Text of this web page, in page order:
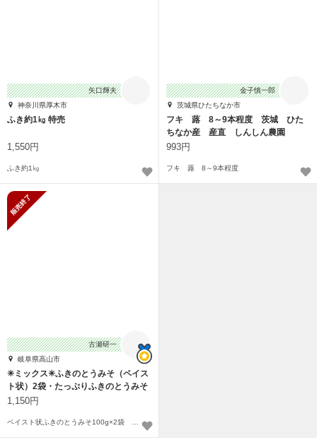
矢口輝夫
神奈川県厚木市
ふき約1㎏ 特売
1,550円
ふき約1㎏
金子慎一郎
茨城県ひたちなか市
フキ 蕗 8～9本程度 茨城 ひた
ちなか産 産直 しんしん農園
993円
フキ 蕗 8～9本程度
古瀬研一
岐阜県高山市
✳︎ミックス✳︎ふきのとうみそ（ペイス
ト状）2袋・たっぷりふきのとうみそ
1袋
1,150円